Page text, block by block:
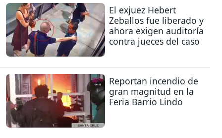
El exjuez Hebert
Zeballos fue liberado y
ahora exigen auditoría
contra jueces del caso
Reportan incendio de
gran magnitud en la
Feria Barrio Lindo